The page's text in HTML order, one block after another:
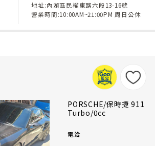
地址:內湖區民權東路六段13-16號
營業時間:10:00AM~21:00PM 周日公休
PORSCHE/保時捷 911
Turbo/0cc
電洽